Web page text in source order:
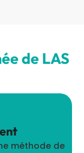
de LAS
méthode de